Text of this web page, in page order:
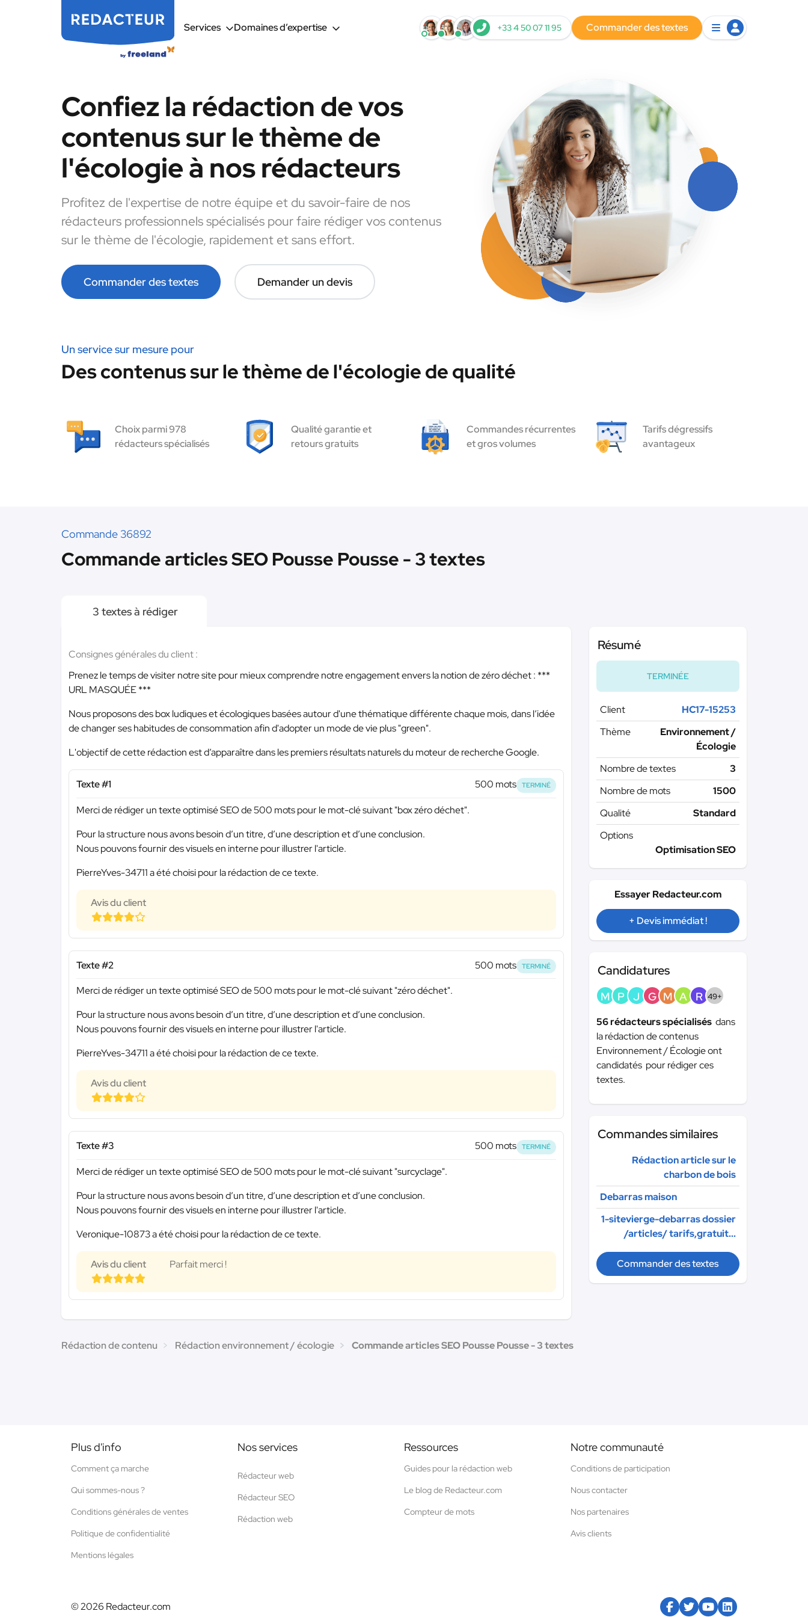
Services Domaines d’expertise +33 4 50 07 11 95 Commander des textes
Confiez la rédaction de vos
contenus sur le thème de
l'écologie à nos rédacteurs
Profitez de l'expertise de notre équipe et du savoir-faire de nos
rédacteurs professionnels spécialisés pour faire rédiger vos contenus
sur le thème de l'écologie, rapidement et sans effort.
Commander des textes Demander un devis
Un service sur mesure pour
Des contenus sur le thème de l'écologie de qualité
Choix parmi 978
rédacteurs spécialisés
Qualité garantie et
retours gratuits
Commandes récurrentes
et gros volumes
Tarifs dégressifs
avantageux
Commande 36892
Commande articles SEO Pousse Pousse - 3 textes
3 textes à rédiger
Consignes générales du client :
Prenez le temps de visiter notre site pour mieux comprendre notre engagement envers la notion de zéro déchet : ***
URL MASQUÉE ***
Nous proposons des box ludiques et écologiques basées autour d'une thématique différente chaque mois, dans l’idée
de changer ses habitudes de consommation afin d'adopter un mode de vie plus "green".
L'objectif de cette rédaction est d’apparaître dans les premiers résultats naturels du moteur de recherche Google.
Texte #1 500 mots TERMINÉ
Merci de rédiger un texte optimisé SEO de 500 mots pour le mot-clé suivant "box zéro déchet".
Pour la structure nous avons besoin d’un titre, d’une description et d’une conclusion.
Nous pouvons fournir des visuels en interne pour illustrer l'article.
PierreYves-34711 a été choisi pour la rédaction de ce texte.
Avis du client
Texte #2 500 mots TERMINÉ
Merci de rédiger un texte optimisé SEO de 500 mots pour le mot-clé suivant "zéro déchet".
Pour la structure nous avons besoin d’un titre, d’une description et d’une conclusion.
Nous pouvons fournir des visuels en interne pour illustrer l'article.
PierreYves-34711 a été choisi pour la rédaction de ce texte.
Avis du client
Texte #3 500 mots TERMINÉ
Merci de rédiger un texte optimisé SEO de 500 mots pour le mot-clé suivant "surcyclage".
Pour la structure nous avons besoin d’un titre, d’une description et d’une conclusion.
Nous pouvons fournir des visuels en interne pour illustrer l'article.
Veronique-10873 a été choisi pour la rédaction de ce texte.
Avis du client Parfait merci !
Résumé
TERMINÉE
Client
HC17-15253
Thème
Environnement /
Écologie
Nombre de textes
3
Nombre de mots
1500
Qualité
Standard
Options
Optimisation SEO
Essayer Redacteur.com
+ Devis immédiat !
Candidatures
M P J G M A R 49+
56 rédacteurs spécialisés dans
la rédaction de contenus
Environnement / Écologie ont
candidatés pour rédiger ces
textes.
Commandes similaires
Rédaction article sur le
charbon de bois
Debarras maison
1-sitevierge-debarras dossier
/articles/ tarifs,gratuit...
Commander des textes
Rédaction de contenu Rédaction environnement / écologie Commande articles SEO Pousse Pousse - 3 textes
Plus d'info
Comment ça marche
Qui sommes-nous ?
Conditions générales de ventes
Politique de confidentialité
Mentions légales
Nos services
Rédacteur web
Rédacteur SEO
Rédaction web
Ressources
Guides pour la rédaction web
Le blog de Redacteur.com
Compteur de mots
Notre communauté
Conditions de participation
Nous contacter
Nos partenaires
Avis clients
© 2026 Redacteur.com